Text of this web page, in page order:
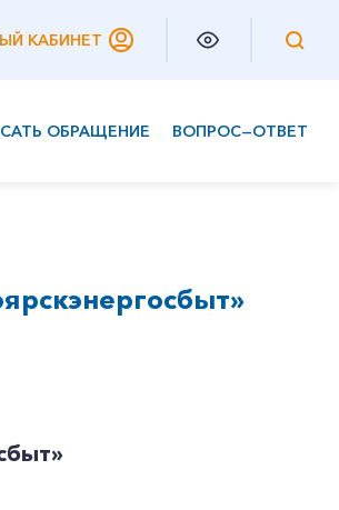
КАБИНЕТ
ОБРАЩЕНИЕ ВОПРОС—ОТВЕТ